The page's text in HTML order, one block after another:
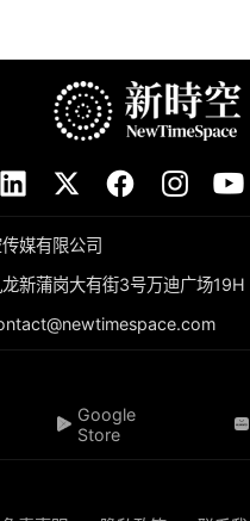
媒有限公司
新蒲岗大有街3号万迪广场19H
Google
Store